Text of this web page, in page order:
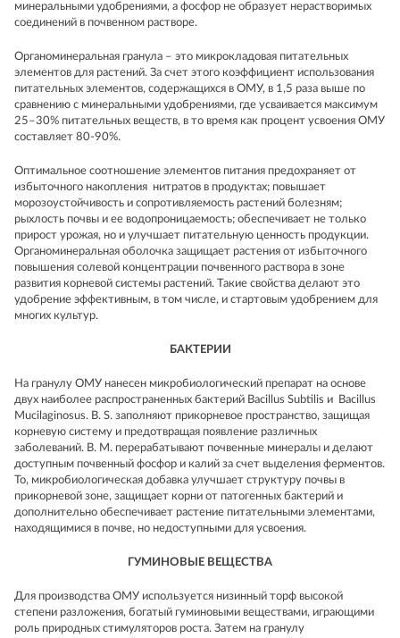
минеральными удобрениями, а фосфор не образует нерастворимых
соединений в почвенном растворе.
Органоминеральная гранула – это микрокладовая питательных
элементов для растений. За счет этого коэффициент использования
питательных элементов, содержащихся в ОМУ, в 1,5 раза выше по
сравнению с минеральными удобрениями, где усваивается максимум
25–30% питательных веществ, в то время как процент усвоения ОМУ
составляет 80-90%.
Оптимальное соотношение элементов питания предохраняет от
избыточного накопления нитратов в продуктах; повышает
морозоустойчивость и сопротивляемость растений болезням;
рыхлость почвы и ее водопроницаемость; обеспечивает не только
прирост урожая, но и улучшает питательную ценность продукции.
Органоминеральная оболочка защищает растения от избыточного
повышения солевой концентрации почвенного раствора в зоне
развития корневой системы растений. Такие свойства делают это
удобрение эффективным, в том числе, и стартовым удобрением для
многих культур.
БАКТЕРИИ
На гранулу ОМУ нанесен микробиологический препарат на основе
двух наиболее распространенных бактерий Bacillus Subtilis и Bacillus
Mucilaginosus. B. S. заполняют прикорневое пространство, защищая
корневую систему и предотвращая появление различных
заболеваний. B. M. перерабатывают почвенные минералы и делают
доступным почвенный фосфор и калий за счет выделения ферментов.
То, микробиологическая добавка улучшает структуру почвы в
прикорневой зоне, защищает корни от патогенных бактерий и
дополнительно обеспечивает растение питательными элементами,
находящимися в почве, но недоступными для усвоения.
ГУМИНОВЫЕ ВЕЩЕСТВА
Для производства ОМУ используется низинный торф высокой
степени разложения, богатый гуминовыми веществами, играющими
роль природных стимуляторов роста. Затем на гранулу